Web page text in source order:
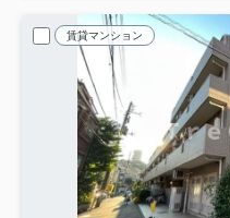
賃貸マンション